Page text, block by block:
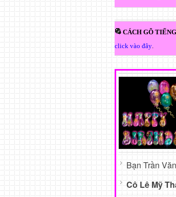
CÁCH GÕ
click vào đây
Bạn Trần
Cô Lê Mỹ